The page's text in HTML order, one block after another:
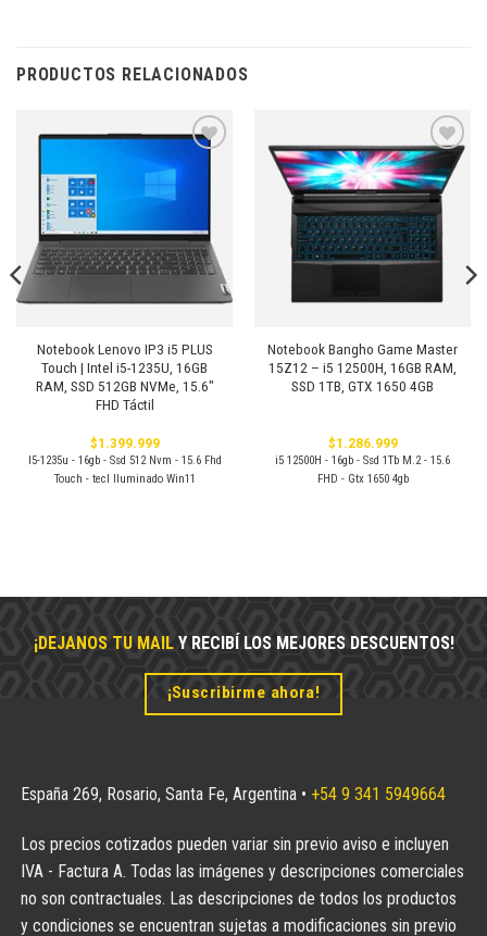
PRODUCTOS RELACIONADOS
Notebook Lenovo IP3 i5 PLUS
Touch | Intel i5-1235U, 16GB
RAM, SSD 512GB NVMe, 15.6″
FHD Táctil
$1.399.999
I5-1235u - 16gb - Ssd 512 Nvm - 15.6 Fhd
Touch - tecl Iluminado Win11
Añadir
a la
lista de
deseos
Notebook Bangho Game Master
15Z12 – i5 12500H, 16GB RAM,
SSD 1TB, GTX 1650 4GB
$1.286.999
i5 12500H - 16gb - Ssd 1Tb M.2 - 15.6
FHD - Gtx 1650 4gb
¡DEJANOS TU MAILY RECIBÍ LOS MEJORES DESCUENTOS!
¡Suscribirme ahora!
España 269, Rosario, Santa Fe, Argentina • +54 9 341 5949664
Los precios cotizados pueden variar sin previo aviso e incluyen
IVA - Factura A. Todas las imágenes y descripciones comerciales
no son contractuales. Las descripciones de todos los productos
y condiciones se encuentran sujetas a modificaciones sin previo